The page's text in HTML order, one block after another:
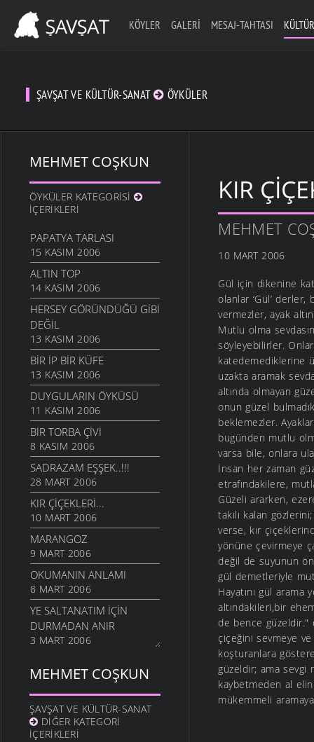
KÖYLER GALERI MESAJ-TAHTASI
ŞAVŞAT VE KÜLTÜR-SANAT ÖYKÜLER
MEHMET COŞKUN
ÖYKÜLER KATEGORISI
İÇERIKLERI
PAPATYA TARLASI
15 KASIM 2006
ALTIN TOP
14 KASIM 2006
HERSEY GÖRÜNDÜĞÜ GİBİ
DEĞİL
13 KASIM 2006
BIR İP BIR KÜFE
13 KASIM 2006
DUYGULARIN ÖYKÜSÜ
11 KASIM 2006
BIR TORBA ÇIVI
8 KASIM 2006
SADRAZAM EŞŞEK..!!!
28 MART 2006
KIR ÇIÇEKLERI...
10 MART 2006
MARANGOZ
9 MART 2006
OKUMANIN ANLAMI
8 MART 2006
YE SALTANATIM İÇIN
DURMADAN ANIR
3 MART 2006
MEHMET COŞKUN
ŞAVŞAT VE KÜLTÜR-SANAT
DIĞER KATEGORI
İÇERIKLERI
KIR
MEHMET
10 MART 2006
Gül için dikenine
olanlar ‘Gül’
vermezler, ayak
Mutlu olma
söyleyebilirler.
katedemediklerine
uzakta aramak
altında olmayan
onun güzel
beklemezler.
bugünden mutlu
varsa bile, onlara
İnsan her zaman
etrafındakilere,
Güzeli ararken,
takılı kalan
verse, kır
yönüne çevirmeye
değil de suyunun
gül demetleriyle
Hayatını gül arama
altındakileri,bir
de bence güzeldir."
çiçeğini sevmeye
koşturanlara
güzeldir; ama sevgi
kaybetmeden al
mükemmeli